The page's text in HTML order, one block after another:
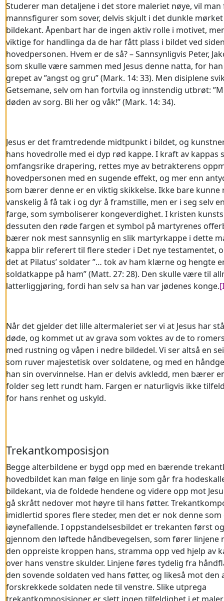
Studerer man detaljene i det store maleriet nøye, vil
mannsfigurer som sover, delvis skjult i det dunkle mørket
bildekant. Åpenbart har de ingen aktiv rolle i motivet,
viktige for handlinga da de har fått plass i bildet ved
hovedpersonen. Hvem er de så? – Sannsynligvis Peter,
som skulle være sammen med Jesus denne natta, for
grepet av ”angst og gru” (Mark. 14: 33). Men disiplene
Getsemane, selv om han fortvila og innstendig utbrøt:
døden av sorg. Bli her og våk!” (Mark. 14: 34).
Jesus er det framtredende midtpunkt i bildet, og
hans hovedrolle med ei dyp rød kappe. I kraft av kappas
omfangsrike drapering, rettes mye av betrakterens
hovedpersonen med en sugende effekt, og mer enn
som bærer denne er en viktig skikkelse. Ikke bare
vanskelig å få tak i og dyr å framstille, men er i seg selv
farge, som symboliserer kongeverdighet. I kristen
dessuten den røde fargen et symbol på martyrenes
bærer nok mest sannsynlig en slik martyrkappe i dette
kappa blir referert til flere steder i Det nye testamentet,
det at Pilatus’ soldater ”… tok av ham klærne og hengte
soldatkappe på ham” (Matt. 27: 28). Den skulle være til
latterliggjøring, fordi han selv sa han var jødenes konge.
Når det gjelder det lille altermaleriet ser vi at Jesus har
døde, og kommet ut av grava som voktes av de to
med rustning og våpen i nedre bildedel. Vi ser altså en
som ruver majestetisk over soldatene, og med en
han sin overvinnelse. Han er delvis avkledd, men bærer
folder seg lett rundt ham. Fargen er naturligvis ikke
for hans renhet og uskyld.
Trekantkomposisjon
Begge alterbildene er bygd opp med en bærende
hovedbildet kan man følge en linje som går fra
bildekant, via de foldede hendene og videre opp mot
gå skrått nedover mot høyre til hans føtter.
imidlertid spores flere steder, men det er nok denne
iøynefallende. I oppstandelsesbildet er trekanten først
gjennom den løftede håndbevegelsen, som fører linjene
den oppreiste kroppen hans, stramma opp ved hjelp av
over hans venstre skulder. Linjene føres tydelig fra
den sovende soldaten ved hans føtter, og likeså mot den
forskrekkede soldaten nede til venstre. Slike utprega